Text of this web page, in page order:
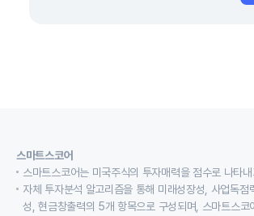
스마트스코어
스마트스코어는 미국주식의 투자매력을 점수로 나타
자체 투자분석 알고리즘을 통해 미래성장성, 사업독점
성, 현금창출력의 5개 항목으로 구성되며, 스마트스코